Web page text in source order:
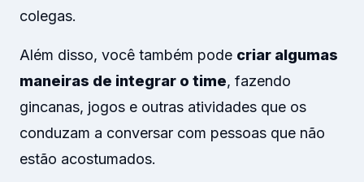
colegas.
Além disso, você também pode criar algumas
maneiras de integrar o time, fazendo
gincanas, jogos e outras atividades que os
conduzam a conversar com pessoas que não
estão acostumados.